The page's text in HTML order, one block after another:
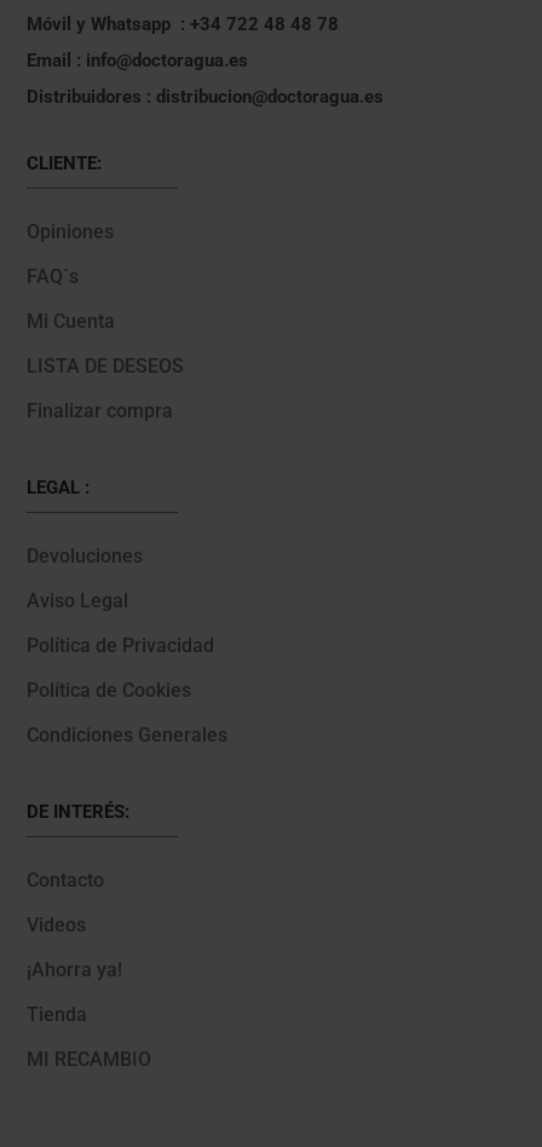
Móvil y Whatsapp : +34 722 48 48 78
Email : info@doctoragua.es
Distribuidores : distribucion@doctoragua.es
CLIENTE:
Opiniones
FAQ´s
Mi Cuenta
LISTA DE DESEOS
Finalizar compra
LEGAL :
Devoluciones
Aviso Legal
Política de Privacidad
Política de Cookies
Condiciones Generales
DE INTERÉS:
Contacto
Videos
¡Ahorra ya!
Tienda
MI RECAMBIO